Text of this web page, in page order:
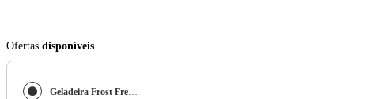
Ofertas disponíveis
Geladeira Frost Free Duplex 425L Inverter Branca Midea